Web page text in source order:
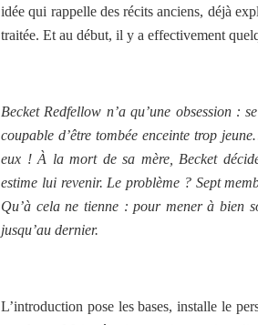
idée qui rappelle des récits anciens, déjà
traitée. Et au début, il y a effectivement
Becket Redfellow n’a qu’une obsession :
coupable d’être tombée enceinte trop
eux ! À la mort de sa mère, Becket
estime lui revenir. Le problème ? Sept
Qu’à cela ne tienne : pour mener à bien
jusqu’au dernier.
L’introduction pose les bases, installe le